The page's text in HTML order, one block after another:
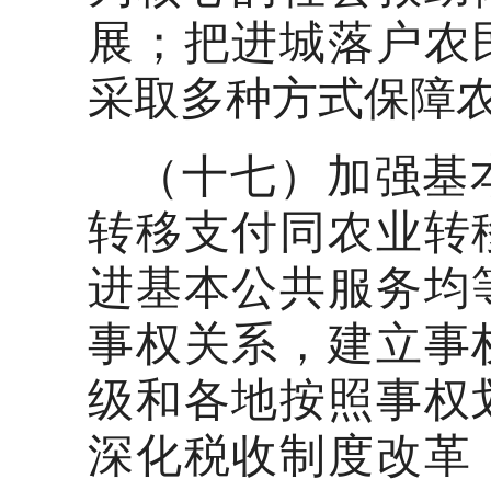
展；把进城落户
采取多种方式保障
（十七）加强
转移支付同农业转
进基本公共服务均
事权关系，建立事
级和各地按照事权
深化税收制度改革